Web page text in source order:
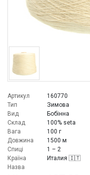
Артикул
160770
Тип
Зимова
Вид
Бобінна
Склад
100% seta
Вага
100 г
Довжина
1500 м
Спиці
1 – 2
Країна
Италия 🇮🇹
Назва